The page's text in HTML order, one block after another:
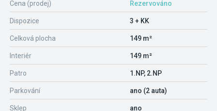
Cena (prodej) Rezervováno
Dispozice 3 + KK
Celková plocha 149 m²
Interiér 149 m²
Patro 1.NP, 2.NP
Parkování ano (2 auta)
Sklep ano